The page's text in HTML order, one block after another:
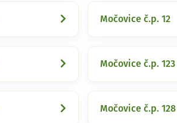
Močovice č.p. 12
Močovice č.p. 123
Močovice č.p. 128